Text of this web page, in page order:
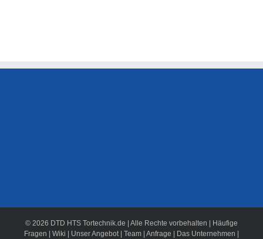
© 2026 DTD HTS Tortechnik.de | Alle Rechte vorbehalten | Häufige
Fragen | Wiki | Unser Angebot| Team | Anfrage | Das Unternehmen |